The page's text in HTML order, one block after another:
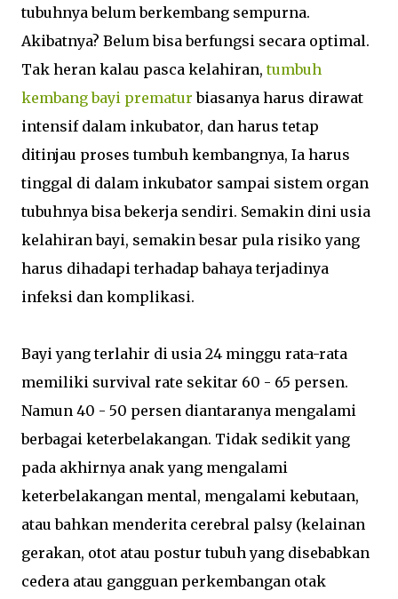
tubuhnya belum berkembang sempurna.
Akibatnya? Belum bisa berfungsi secara optimal.
Tak heran kalau pasca kelahiran,tumbuh
kembang bayi prematur biasanya harus dirawat
intensif dalam inkubator, dan harus tetap
ditinjau proses tumbuh kembangnya, Ia harus
tinggal di dalam inkubator sampai sistem organ
tubuhnya bisa bekerja sendiri. Semakin dini usia
kelahiran bayi, semakin besar pula risiko yang
harus dihadapi terhadap bahaya terjadinya
infeksi dan komplikasi.
Bayi yang terlahir di usia 24 minggu rata-rata
memiliki survival rate sekitar 60 - 65 persen.
Namun 40 - 50 persen diantaranya mengalami
berbagai keterbelakangan. Tidak sedikit yang
pada akhirnya anak yang mengalami
keterbelakangan mental, mengalami kebutaan,
atau bahkan menderita cerebral palsy (kelainan
gerakan, otot atau postur tubuh yang disebabkan
cedera atau gangguan perkembangan otak